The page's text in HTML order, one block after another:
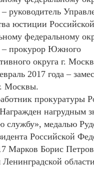
руководитель
юстиции
федеральному
– прокурор Южного
округа г.
2017 года –
Москвы.
прокуратуры
нагрудным
службу», медалью
Российской
Марков Борис